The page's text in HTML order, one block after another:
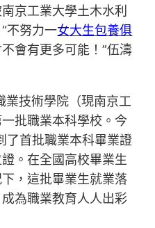
京工業大學土木水利
不努力一女大生包養俱
會有更多可能！”伍濤
業技術學院（現南京工
批職業本科學校。今
了首批職業本科畢業證
。在全國高校畢業生
，這批畢業生就業落
為職業教育人人出彩